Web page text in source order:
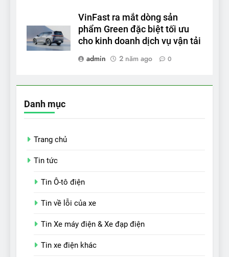
VinFast ra mắt dòng sản
phẩm Green đặc biệt tối ưu
cho kinh doanh dịch vụ vận tải
admin
2 năm ago 0
Danh mục
Trang chủ
Tin tức
Tin Ô-tô điện
Tin về lỗi của xe
Tin Xe máy điện & Xe đạp điện
Tin xe điện khác